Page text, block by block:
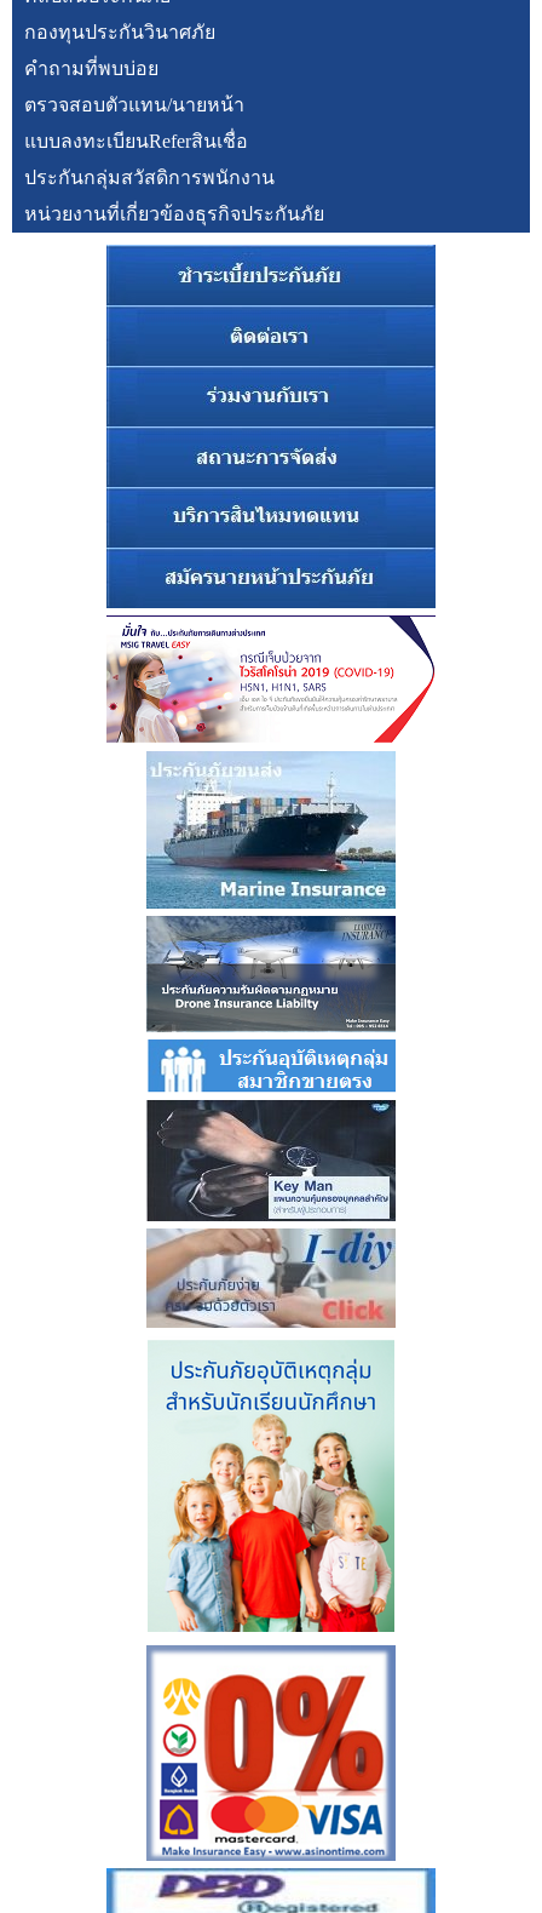
กองทุนประกันวินาศภัย
คำถามที่พบบ่อย
ตรวจสอบตัวแทน/นายหน้า
แบบลงทะเบียนReferสินเชื่อ
ประกันกลุ่มสวัสดิการพนักงาน
หน่วยงานที่เกี่ยวข้องธุรกิจประกันภัย